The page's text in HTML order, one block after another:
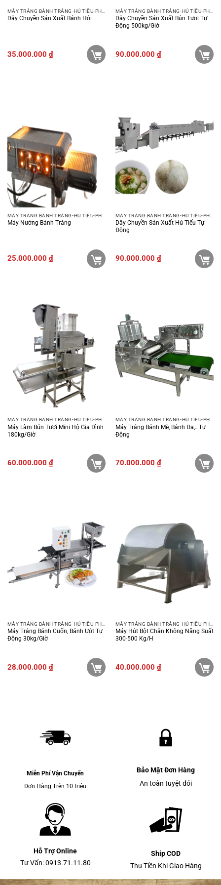
Dây Chuyền Sản Xuất Bánh Hỏi
35.000.000 ₫
Dây Chuyền Sản Xuất Bún Tươi Tự
Động 500kg/giờ
90.000.000 ₫
Máy Nướng Bánh Tráng
25.000.000 ₫
Dây Chuyền Sản Xuất Hủ Tiếu Tự
Động
90.000.000 ₫
MÁY TRÁNG BÁNH TRÁNG-HỦ TIẾU-PHỞ-BÚN
Máy Làm Bún Tươi Mini Hộ Gia Đình
180kg/giờ
60.000.000 ₫
MÁY TRÁNG BÁNH TRÁNG-HỦ TIẾU-PHỞ-BÚN
Máy Tráng Bánh Mè, Bánh Đa,…tự
Động
70.000.000 ₫
Máy Tráng Bánh Cuốn, Bánh Ướt Tự
Động 30kg/giờ
28.000.000 ₫
Máy Hút Bột Chân Không Năng Suất
300-500 Kg/h
40.000.000 ₫
Miễn Phí Vận Chuyển
Đơn Hàng Trên 10 triệu
Bảo Mật Đơn Hàng
An toàn tuyệt đói
Hỗ Trợ Online
Tư Vấn: 0913.71.11.80
Ship COD
Thu Tiền Khi Giao Hàng